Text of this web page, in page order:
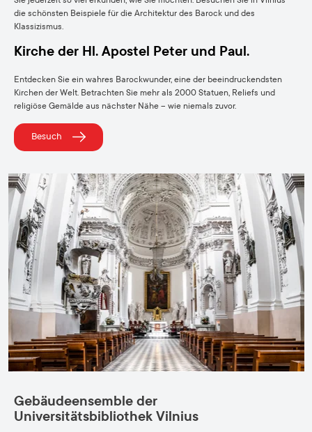
die schönsten Beispiele für die Architektur des Barock und des
Klassizismus.
Kirche der Hl. Apostel Peter und Paul.
Entdecken Sie ein wahres Barockwunder, eine der beeindruckendsten
Kirchen der Welt. Betrachten Sie mehr als 2000 Statuen, Reliefs und
religiöse Gemälde aus nächster Nähe – wie niemals zuvor.
Besuch
Gebäudeensemble der
Universitätsbibliothek Vilnius